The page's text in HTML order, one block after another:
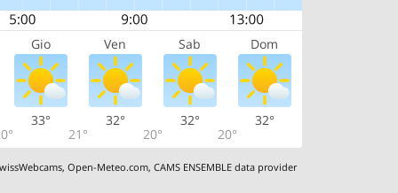
Gio Ven Sab Dom
33°
21°
32°
20°
32°
20°
32°
,Open-Meteo.com,CAMS ENSEMBLE data provider